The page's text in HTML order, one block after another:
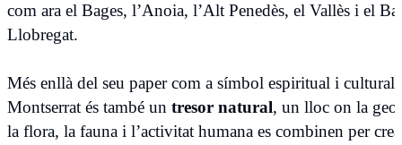
com ara el Bages, l’Anoia, l’Alt Penedès, el Vallès i el
Llobregat.
Més enllà del seu paper com a símbol espiritual i cultural,
Montserrat és també un tresor natural, un lloc on la
la flora, la fauna i l’activitat humana es combinen per